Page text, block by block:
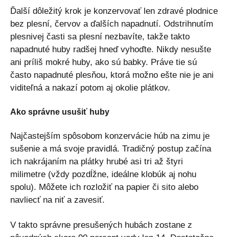
Ďalší dôležitý krok je konzervovať len zdravé plodnice
bez plesní, červov a ďalších napadnutí. Odstrihnutím
plesnivej časti sa plesní nezbavíte, takže takto
napadnuté huby radšej hneď vyhoďte. Nikdy nesušte
ani príliš mokré huby, ako sú babky. Práve tie sú
často napadnuté plesňou, ktorá možno ešte nie je ani
viditeľná a nakazí potom aj okolie plátkov.
Ako správne usušiť huby
Najčastejším spôsobom konzervácie húb na zimu je
sušenie a má svoje pravidlá. Tradičný postup začína
ich nakrájaním na plátky hrubé asi tri až štyri
milimetre (vždy pozdĺžne, ideálne klobúk aj nohu
spolu). Môžete ich rozložiť na papier či sito alebo
navliecť na niť a zavesiť.
V takto správne presušených hubách zostane z